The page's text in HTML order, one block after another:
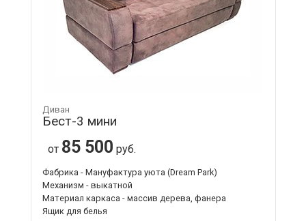
Диван
Бест-3 мини
от 85 500 руб.
Фабрика - Мануфактура уюта (Dream Park)
Механизм - выкатной
Материал каркаса - массив дерева, фанера
Ящик для белья